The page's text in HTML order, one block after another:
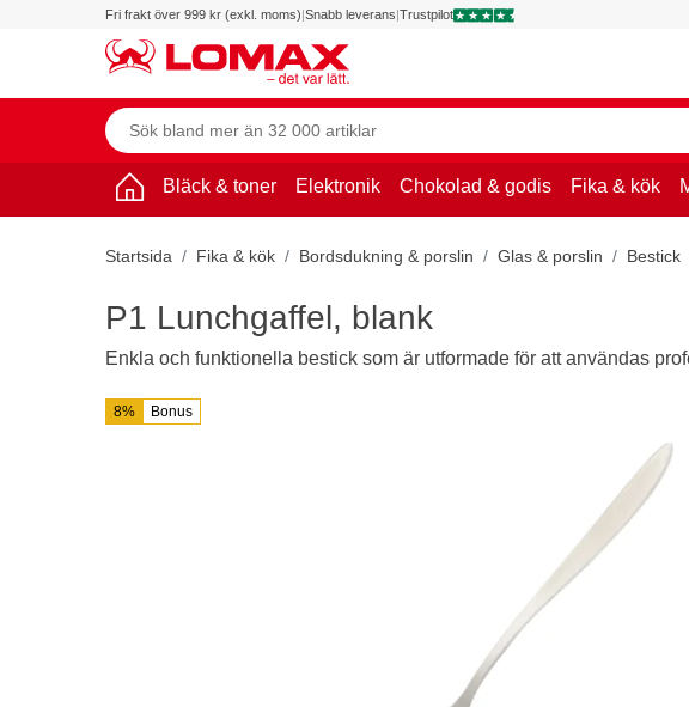
Fri frakt över 999 kr (exkl. moms)|Snabb leverans|Trustpilot
Bläck & toner Elektronik Chokolad & godis Fika & kök
Startsida Fika & kök Bordsdukning & porslin Glas & porslin Bestick
8% Bonus
P1 Lunchgaffel, blank
Enkla och funktionella bestick som är utformade för att användas